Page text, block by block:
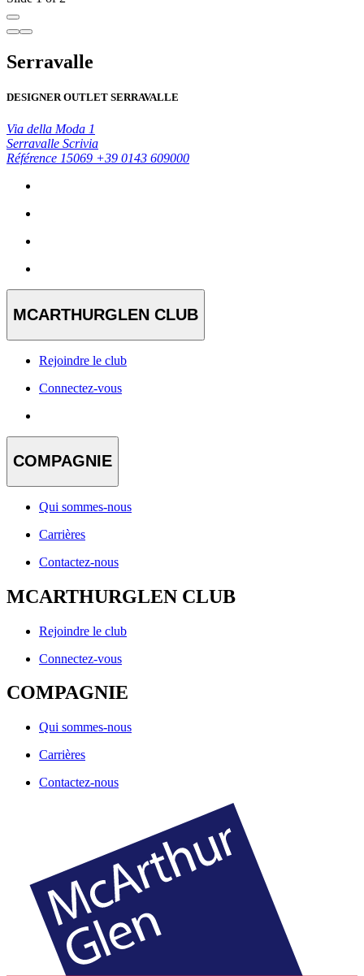
Serravalle
DESIGNER OUTLET SERRAVALLE
Via della Moda 1
Serravalle Scrivia
Référence 15069 +39 0143 609000
MCARTHURGLEN CLUB
Rejoindre le club
Connectez-vous
COMPAGNIE
Qui sommes-nous
Carrières
Contactez-nous
MCARTHURGLEN CLUB
Rejoindre le club
Connectez-vous
COMPAGNIE
Qui sommes-nous
Carrières
Contactez-nous